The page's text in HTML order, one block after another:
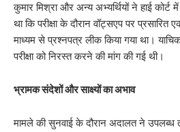
कुमार मिश्रा और अन्य अभ्यर्थियों ने हाई कोर्ट
था कि परीक्षा के दौरान वॉट्सएप पर
माध्यम से प्रश्नपत्र लीक किया गया था।
परीक्षा को निरस्त करने की मांग की गई थी।
​भ्रामक संदेशों और साक्ष्यों का अभाव
​मामले की सुनवाई के दौरान अदालत ने उपलब्ध